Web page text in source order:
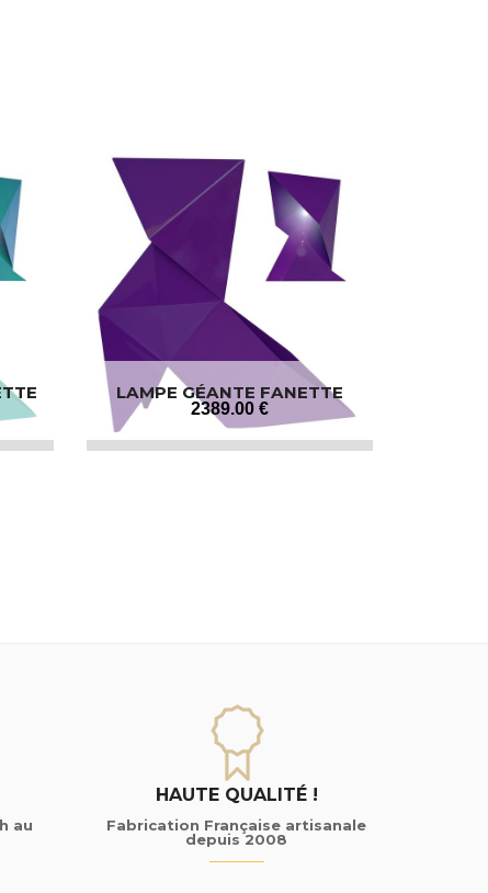
LAMPE GÉANTE FANETTE
2389.00 €
au
HAUTE QUALITÉ !
Fabrication Française artisanale
depuis 2008